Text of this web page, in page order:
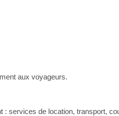
aux voyageurs.
services de location, transport,